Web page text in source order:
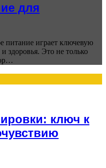
для
питание играет ключевую
здоровья. Это не только
ключ к